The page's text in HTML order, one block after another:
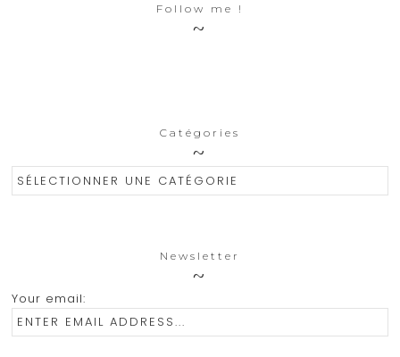
Follow me !
Catégories
Catégories
Newsletter
Your email: